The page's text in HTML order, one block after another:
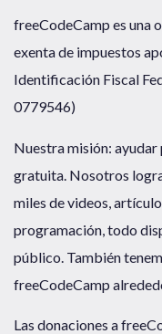
freeCodeCamp es una
exenta de impuestos
Identificación Fiscal
0779546)
Nuestra misión:
gratuita. Nosotros
miles de videos,
programación, todo
público. También
freeCodeCamp
Las donaciones a